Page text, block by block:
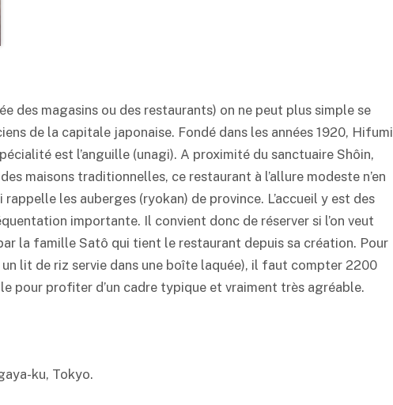
des magasins ou des restaurants) on ne peut plus simple se
de la capitale japonaise. Fondé dans les années 1920, Hifumi
est l’anguille (unagi). A proximité du sanctuaire Shôin,
maisons traditionnelles, ce restaurant à l’allure modeste n’en
rappelle les auberges (ryokan) de province. L’accueil y est des
importante. Il convient donc de réserver si l’on veut
la famille Satô qui tient le restaurant depuis sa création. Pour
lit de riz servie dans une boîte laquée), il faut compter 2200
pour profiter d’un cadre typique et vraiment très agréable.
ku, Tokyo.